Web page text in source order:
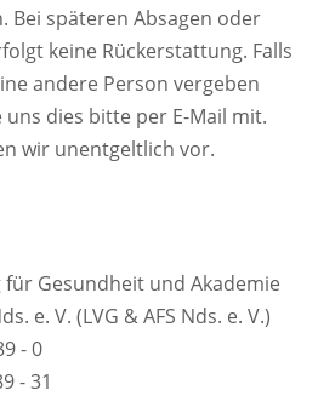
Bei späteren Absagen oder
keine Rückerstattung. Falls
andere Person vergeben
dies bitte per E-Mail mit.
wir unentgeltlich vor.
Gesundheit und Akademie
e. V. (LVG & AFS Nds. e. V.)
- 0
- 31